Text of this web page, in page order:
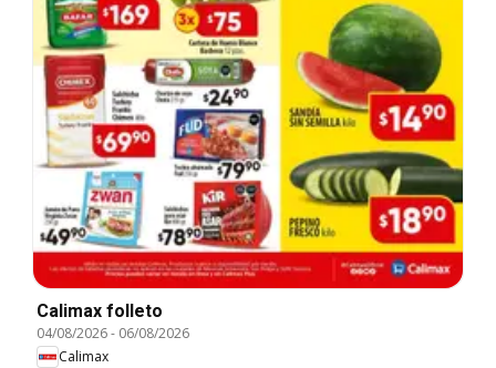
Calimax folleto
04/08/2026- 06/08/2026
Calimax